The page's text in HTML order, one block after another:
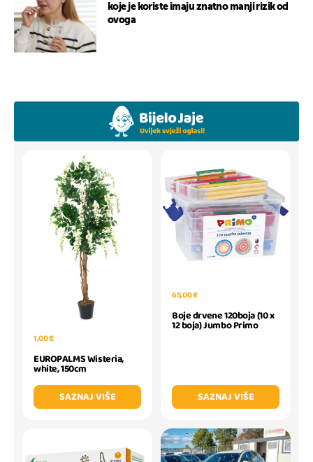
koje je koriste imaju znatno manji rizik od
ovoga
1,00 €
EUROPALMS Wisteria,
white, 150cm
SAZNAJ VIŠE
65,00 €
Boje drvene 120boja (10 x
12 boja) Jumbo Primo
SAZNAJ VIŠE